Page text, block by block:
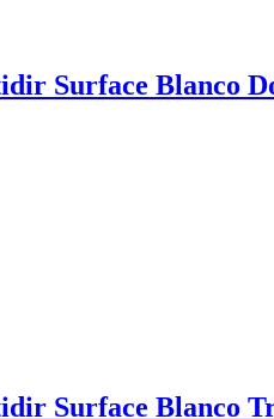
Surface Blanco
Surface Blanco